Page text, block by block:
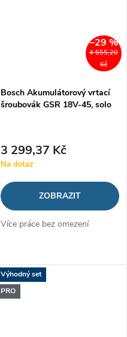
4 655,20
Kč
–29 %
Bosch Akumulátorový vrtací
šroubovák GSR 18V-45, solo
3 299,37 Kč
Na dotaz
ZOBRAZIT
Více práce bez omezení
Výhodný set
PRO